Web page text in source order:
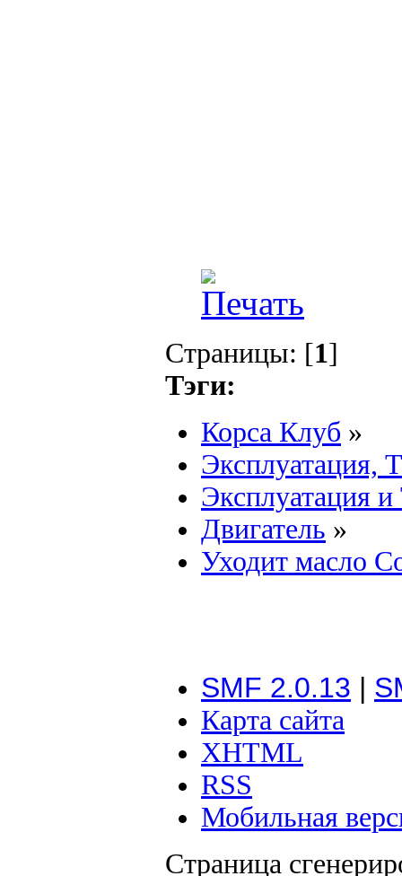
Страницы: [1]
Тэги:
Корса Клуб »
Эксплуатация,
Эксплуатация
Двигатель »
Уходит масло
SMF 2.0.13 |
Карта сайта
XHTML
RSS
Мобильная
Страница